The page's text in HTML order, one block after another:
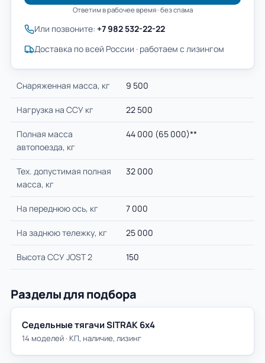
Ответим в рабочее время · без спама
Или позвоните: +7 982 532-22-22
Доставка по всей России · работаем с лизингом
Cнаряженная масса, кг 9 500
Нагрузка на ССУ кг 22 500
Полная масса
автопоезда, кг
44 000 (65 000)**
Тех. допустимая полная
масса, кг
32 000
На переднюю ось, кг 7 000
На заднюю тележку, кг 25 000
Высота ССУ JOST 2 150
Разделы для подбора
Седельные тягачи SITRAK 6х4
14 моделей · КП, наличие, лизинг